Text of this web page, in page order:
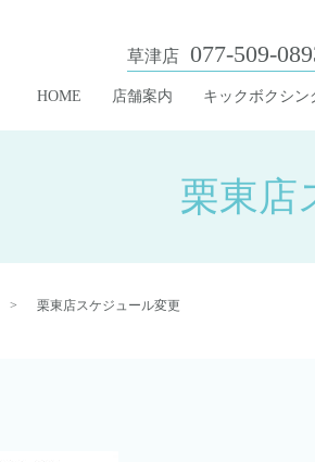
HOME 店舗案内 キックボクシン
草津店 077-509-
栗東店
栗東店スケジュール変更